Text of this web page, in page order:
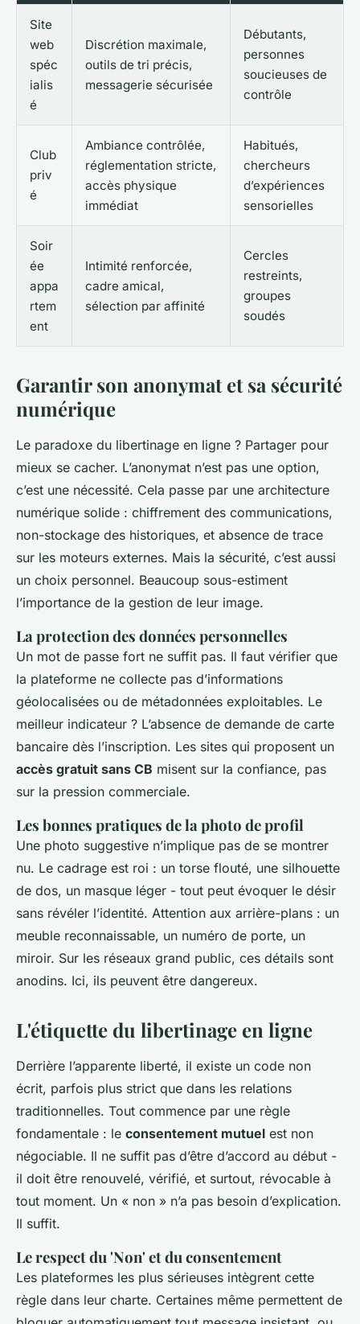
Site
web
spéc
ialis
é
Discrétion maximale,
outils de tri précis,
messagerie sécurisée
Débutants,
personnes
soucieuses de
contrôle
Club
priv
é
Ambiance contrôlée,
réglementation stricte,
accès physique
immédiat
Habitués,
chercheurs
d’expériences
sensorielles
Soir
ée
appa
rtem
ent
Intimité renforcée,
cadre amical,
sélection par affinité
Cercles
restreints,
groupes
soudés
Garantir son anonymat et sa sécurité
numérique
Le paradoxe du libertinage en ligne ? Partager pour
mieux se cacher. L’anonymat n’est pas une option,
c’est une nécessité. Cela passe par une architecture
numérique solide : chiffrement des communications,
non-stockage des historiques, et absence de trace
sur les moteurs externes. Mais la sécurité, c’est aussi
un choix personnel. Beaucoup sous-estiment
l’importance de la gestion de leur image.
La protection des données personnelles
Un mot de passe fort ne suffit pas. Il faut vérifier que
la plateforme ne collecte pas d’informations
géolocalisées ou de métadonnées exploitables. Le
meilleur indicateur ? L’absence de demande de carte
bancaire dès l’inscription. Les sites qui proposent un
accès gratuit sans CB misent sur la confiance, pas
sur la pression commerciale.
Les bonnes pratiques de la photo de profil
Une photo suggestive n’implique pas de se montrer
nu. Le cadrage est roi : un torse flouté, une silhouette
de dos, un masque léger - tout peut évoquer le désir
sans révéler l’identité. Attention aux arrière-plans : un
meuble reconnaissable, un numéro de porte, un
miroir. Sur les réseaux grand public, ces détails sont
anodins. Ici, ils peuvent être dangereux.
L'étiquette du libertinage en ligne
Derrière l’apparente liberté, il existe un code non
écrit, parfois plus strict que dans les relations
traditionnelles. Tout commence par une règle
fondamentale : le consentement mutuel est non
négociable. Il ne suffit pas d’être d’accord au début -
il doit être renouvelé, vérifié, et surtout, révocable à
tout moment. Un « non » n’a pas besoin d’explication.
Il suffit.
Le respect du 'Non' et du consentement
Les plateformes les plus sérieuses intègrent cette
règle dans leur charte. Certaines même permettent de